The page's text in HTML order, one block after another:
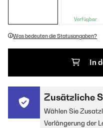
Verfügbar
Was bedeuten die Statusangaben?
In
Zusätzliche
Wählen Sie
Verlängerung der